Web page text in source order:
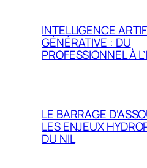
INTELLIGENCE
GÉNÉRATIVE : DU
PROFESSIONNEL À
LE BARRAGE
LES ENJEUX
DU NIL